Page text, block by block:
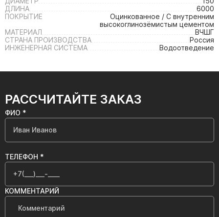
ДЛИНА
6000
ПОКРЫТИЕ
Оцинкованное / С внутренним
высокоглинозёмистым цементом
МАТЕРИАЛ
ВЧШГ
СТРАНА ПРОИЗВОДСТВА
Россия
ИНЖЕНЕРНАЯ СИСТЕМА
Водоотведение
РАССЧИТАЙТЕ ЗАКАЗ
ФИО *
ТЕЛЕФОН *
КОММЕНТАРИЙ